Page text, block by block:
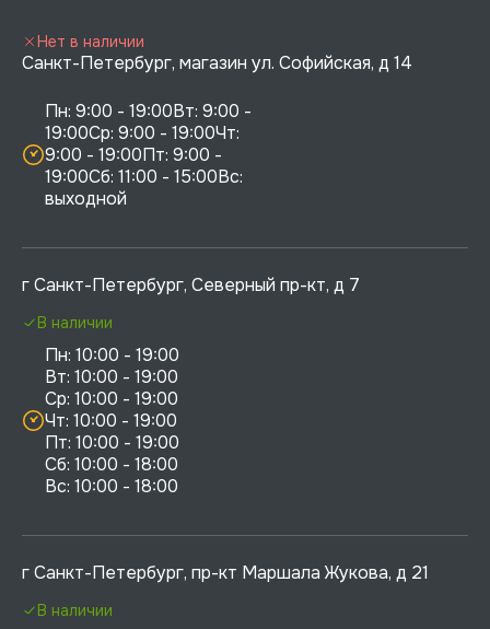
Санкт-Петербург, магазин ул. Софийская, д 14
Пн: 9:00 - 19:00Вт: 9:00 -
19:00Ср: 9:00 - 19:00Чт:
9:00 - 19:00Пт: 9:00 -
19:00Сб: 11:00 - 15:00Вс:
выходной
Нет в наличии
г Санкт-Петербург, Северный пр-кт, д 7
Пн: 10:00 - 19:00
Вт: 10:00 - 19:00
Ср: 10:00 - 19:00
Чт: 10:00 - 19:00
Пт: 10:00 - 19:00
Сб: 10:00 - 18:00
В наличии
г Санкт-Петербург, пр-кт Маршала Жукова, д 21
В наличии